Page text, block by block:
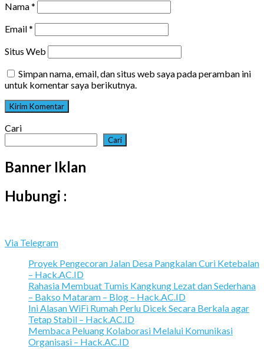
Nama*
Email*
Situs Web
Simpan nama, email, dan situs web saya pada peramban ini
untuk komentar saya berikutnya.
Cari
Cari
Banner Iklan
Hubungi :
Via Telegram
Proyek Pengecoran Jalan Desa Pangkalan Curi Ketebalan
– Hack.AC.ID
Rahasia Membuat Tumis Kangkung Lezat dan Sederhana
– Bakso Mataram – Blog – Hack.AC.ID
Ini Alasan WiFi Rumah Perlu Dicek Secara Berkala agar
Tetap Stabil – Hack.AC.ID
Membaca Peluang Kolaborasi Melalui Komunikasi
Organisasi – Hack.AC.ID